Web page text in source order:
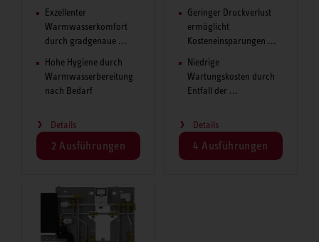
Exzellenter
Warmwasserkomfort
durch gradgenaue ...
Hohe Hygiene durch
Warmwasserbereitung
nach Bedarf
Details
2 Ausführungen
Geringer Druckverlust
ermöglicht
Kosteneinsparungen ...
Niedrige
Wartungskosten durch
Entfall der ...
Details
4 Ausführungen